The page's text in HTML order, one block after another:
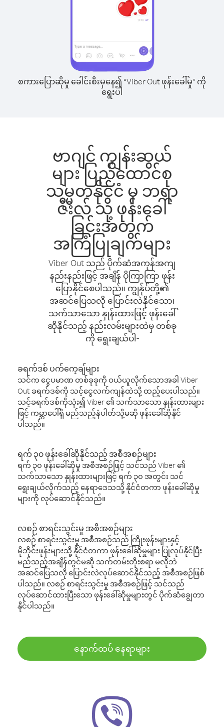
စကားပြောဆိုမှု ခေါင်းစီးမှနေ၍ “Viber Out ဖုန်းခေါ်မှု” ကို
ရွေးပါ
ဗာဂျင် ကျွန်းဆွယ်
များ ပြည်ထောင်စု
သမ္မတနိုင်ငံ မှ ဘရာ
ဇီးလ် သို့ ဖုန်းခေါ်
ခြင်းအတွက်
အကြံပြုချက်များ
Viber Out သည် ပိုက်ဆံအကုန်အကျ
နည်းနည်းဖြင့် အချိန် ပိုကြာကြာ ဖုန်း
ပြောနိုင်စေပါသည်။ ကျွန်ုပ်တို့၏
အဆင်ပြေသလို ပြောင်းလဲနိုင်သော၊
သက်သာသော နှုန်းထားဖြင့် ဖုန်းခေါ်
ဆိုနိုင်သည့် နည်းလမ်းများထဲမှ တစ်ခု
ကို ရွေးချယ်ပါ-
ခရက်ဒစ် ပက်ကေ့ချ်များ
သင်က ငွေပမာဏ တစ်ခုခုကို ဝယ်ယူလိုက်သောအခါ Viber
Out ခရက်ဒစ်ကို သင့်ငွေလက်ကျန်ထဲသို့ ထည့်ပေးပါသည်။
သင့်ခရက်ဒစ်ကိုသုံး၍ Viber ၏ သက်သာသော နှုန်းထားများ
ဖြင့် ကမ္ဘာပေါ်ရှိ မည်သည့်နံပါတ်သို့မဆို ဖုန်းခေါ်ဆိုနိုင်
ပါသည်။
ရက် ၃၀ ဖုန်းခေါ်ဆိုနိုင်သည့် အစီအစဉ်များ
ရက် ၃၀ ဖုန်းခေါ်ဆိုမှု အစီအစဉ်ဖြင့် သင်သည် Viber ၏
သက်သာသော နှုန်းထားများဖြင့် ရက် ၃၀ အတွင်း သင်
ရွေးချယ်လိုက်သည့် နေရာဒေသသို့ နိုင်ငံတကာ ဖုန်းခေါ်ဆိုမှု
များကို လုပ်ဆောင်နိုင်သည်။
လစဉ် စာရင်းသွင်းမှု အစီအစဉ်များ
လစဉ် စာရင်းသွင်းမှု အစီအစဉ်သည် ကြိုးဖုန်းများနှင့်
မိုဘိုင်းဖုန်းများသို့ နိုင်ငံတကာ ဖုန်းခေါ်ဆိုမှုများ ပြုလုပ်နိုင်ပြီး
မည်သည့်အချိန်တွင်မဆို သက်တမ်းတိုးစရာ မလိုဘဲ
အဆင်ပြေသလို ပြောင်းလဲလုပ်ဆောင်နိုင်သည့် အစီအစဉ်ဖြစ်
ပါသည်။ လစဉ် စာရင်းသွင်းမှု အစီအစဉ်ဖြင့် သင်သည်
လုပ်ဆောင်ထားပြီးသော ဖုန်းခေါ်ဆိုမှုများတွင် ပိုက်ဆံချွေတာ
နိုင်ပါသည်။
နောက်ထပ် နေရာများ